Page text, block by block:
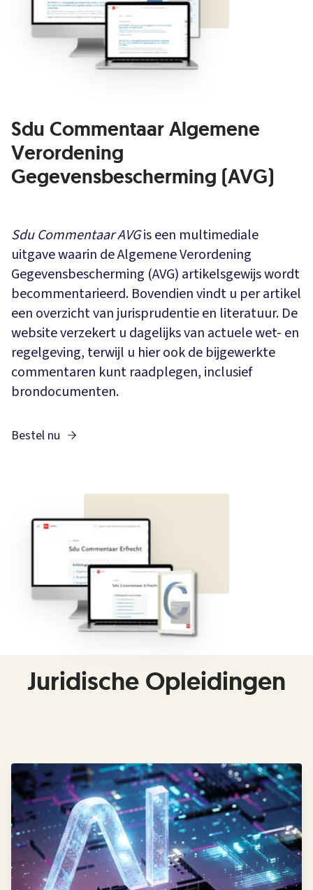
Sdu Commentaar Algemene
Verordening
Gegevensbescherming (AVG)
Sdu Commentaar AVGis een multimediale
uitgave waarin de Algemene Verordening
Gegevensbescherming (AVG) artikelsgewijs wordt
becommentarieerd. Bovendien vindt u per artikel
een overzicht van jurisprudentie en literatuur. De
website verzekert u dagelijks van actuele wet- en
regelgeving, terwijl u hier ook de bijgewerkte
commentaren kunt raadplegen, inclusief
brondocumenten.
Bestel nu
Juridische Opleidingen